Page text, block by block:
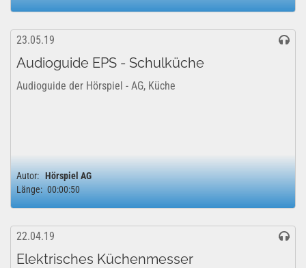
23.05.19
Audioguide EPS - Schulküche
Audioguide der Hörspiel - AG, Küche
Autor: Hörspiel AG
Länge: 00:00:50
22.04.19
Elektrisches Küchenmesser